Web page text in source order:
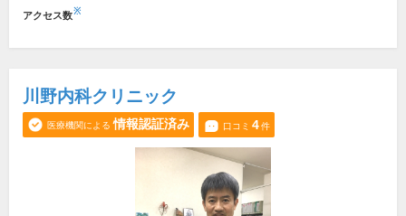
アクセス数※
川野内科クリニック
医療機関による 情報認証済み 口コミ 4件